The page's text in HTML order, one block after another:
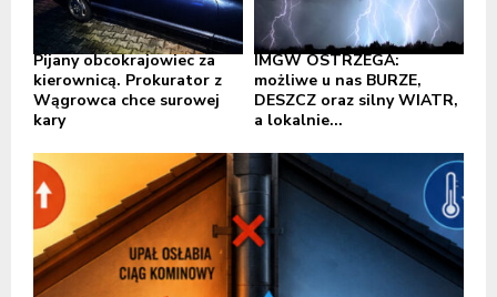
Pijany obcokrajowiec za
kierownicą. Prokurator z
Wągrowca chce surowej
kary
IMGW OSTRZEGA:
możliwe u nas BURZE,
DESZCZ oraz silny WIATR,
a lokalnie...